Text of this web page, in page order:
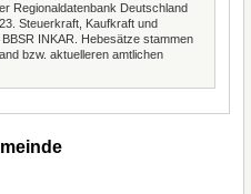
Regionaldatenbank Deutschland
Steuerkraft, Kaufkraft und
INKAR. Hebesätze stammen
bzw. aktuelleren amtlichen